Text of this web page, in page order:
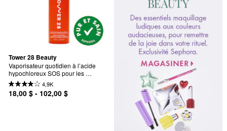
Tower 28 Beauty
Vaporisateur quotidien à l’acide
hypochloreux SOS pour les
éruptions cutanées et les rougeurs
4,9K
18,00 $ - 102,00 $